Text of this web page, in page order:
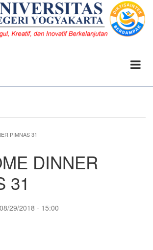
PIMNAS 31
DINNER
31
29/2018 - 15:00